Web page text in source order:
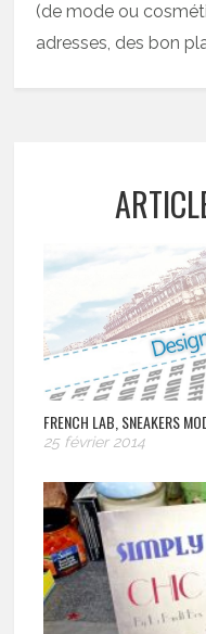
(de mode ou
adresses, des bon
FRENCH LAB, SNEAKERS
25 février 2014